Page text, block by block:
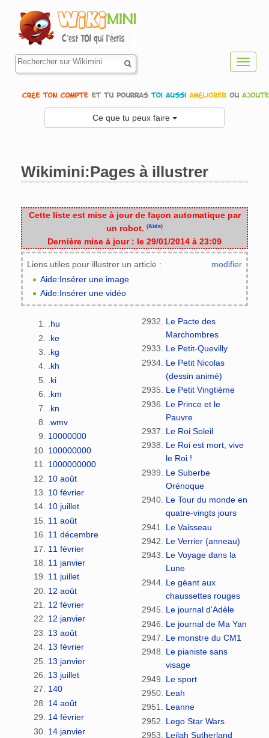
Ce que tu peux faire
Wikimini:Pages à illustrer
Cette liste est mise à jour de façon automatique par
un robot. (Aide)
Dernière mise à jour : le 29/01/2014 à 23:09
modifier
Liens utiles pour illustrer un article :
Aide:Insérer une image
Aide:Insérer une vidéo
.hu
.ke
.kg
.kh
.ki
.km
.kn
.wmv
10000000
100000000
1000000000
10 août
10 février
10 juillet
11 août
11 décembre
11 février
11 janvier
11 juillet
12 août
12 février
12 janvier
13 août
13 février
13 janvier
13 juillet
140
14 août
14 février
14 janvier
Le Pacte des
Marchombres
Le Petit-Quevilly
Le Petit Nicolas
(dessin animé)
Le Petit Vingtième
Le Prince et le
Pauvre
Le Roi Soleil
Le Roi est mort, vive
le Roi !
Le Suberbe
Orénoque
Le Tour du monde en
quatre-vingts jours
Le Vaisseau
Le Verrier (anneau)
Le Voyage dans la
Lune
Le géant aux
chaussettes rouges
Le journal d'Adèle
Le journal de Ma Yan
Le monstre du CM1
Le pianiste sans
visage
Le sport
Leah
Leanne
Lego Star Wars
Leilah Sutherland